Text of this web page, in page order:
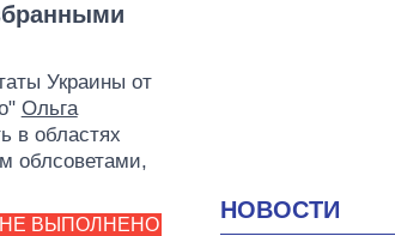
Украины от
Ольга
в областях
облсоветами,
НЕ ВЫПОЛНЕНО
НОВОСТИ